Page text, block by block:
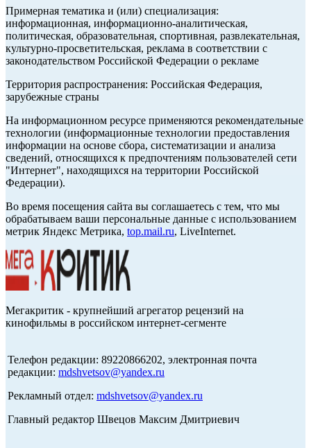
Примерная тематика и (или) специализация:
информационная, информационно-аналитическая,
политическая, образовательная, спортивная, развлекательная,
культурно-просветительская, реклама в соответствии с
законодательством Российской Федерации о рекламе
Территория распространения: Российская Федерация,
зарубежные страны
На информационном ресурсе применяются рекомендательные
технологии (информационные технологии предоставления
информации на основе сбора, систематизации и анализа
сведений, относящихся к предпочтениям пользователей сети
"Интернет", находящихся на территории Российской
Федерации).
Во время посещения сайта вы соглашаетесь с тем, что мы
обрабатываем ваши персональные данные с использованием
метрик Яндекс Метрика, top.mail.ru, LiveInternet.
Мегакритик - крупнейший агрегатор рецензий на
кинофильмы в российском интернет-сегменте
Телефон редакции: 89220866202, электронная почта
редакции: mdshvetsov@yandex.ru
Рекламный отдел: mdshvetsov@yandex.ru
Главный редактор Швецов Максим Дмитриевич